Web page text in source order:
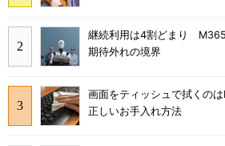
継続利用は4割どまり
期待外れの境界
画面をティッシュで拭くの
正しいお手入れ方法